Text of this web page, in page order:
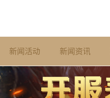
新闻活动 新闻资讯